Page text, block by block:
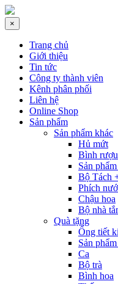
×
Trang chủ
Giới thiệu
Tin tức
Công ty thành viên
Kênh phân phối
Liên hệ
Online Shop
Sản phẩm
Sản phẩm khác
Hủ mứt
Bình rượu
Sản
Bộ Tách
Phích
Chậu hoa
Bộ nhà
Quà tặng
Ống tiết
Sản
Ca
Bộ trà
Bình hoa